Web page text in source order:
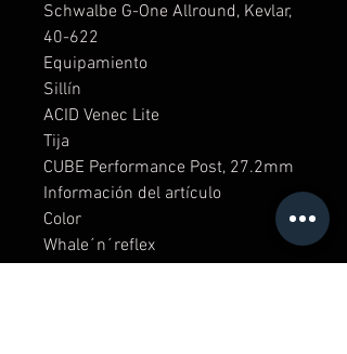
Schwalbe G-One Allround, Kevlar,
40-622
Equipamiento
Sillín
ACID Venec Lite
Tija
CUBE Performance Post, 27.2mm
Información del artículo
Color
Whale´n´reflex